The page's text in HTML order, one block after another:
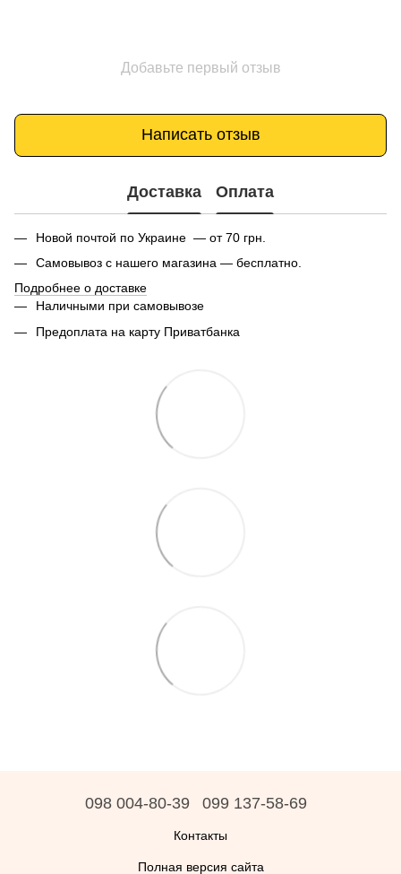
Добавьте первый отзыв
Написать отзыв
Доставка Оплата
Новой почтой по Украине — от 70 грн.
Самовывоз с нашего магазина — бесплатно.
Подробнее о доставке
Наличными при самовывозе
Предоплата на карту Приватбанка
098 004-80-39 099 137-58-69
Контакты
Полная версия сайта